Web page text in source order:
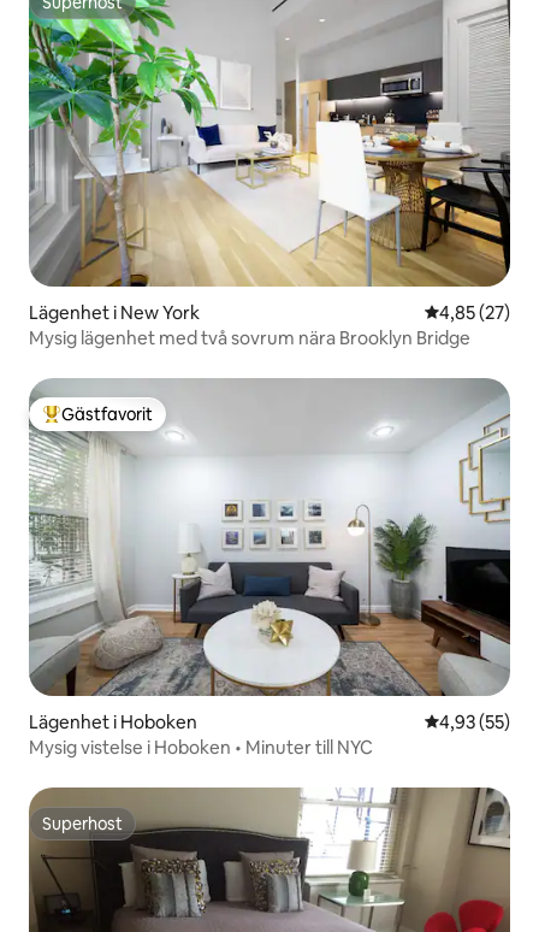
Superhost
Lägenhet i New York 4,85 av 5 i
4,85 (27)
Mysig lägenhet med två sovrum nära Brooklyn Bridge
Populär gästfavorit
Gästfavorit
Lägenhet i Hoboken 4,93 av 5 i
4,93 (55)
Mysig vistelse i Hoboken • Minuter till NYC
Superhost
Superhost